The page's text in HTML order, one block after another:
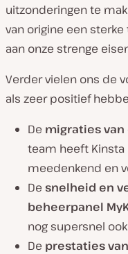
uitzonderingen te
van origine een
aan onze strenge
Verder vielen ons de
als zeer positief
De migraties
team heeft Kinsta
meedenkend en
De snelheid en
beheerpanel
nog supersnel
De prestaties